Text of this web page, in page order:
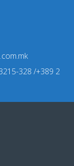
328 /+389 2